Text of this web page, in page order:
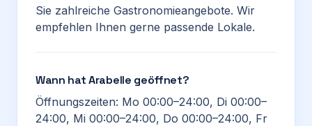
Sie zahlreiche Gastronomieangebote. Wir
empfehlen Ihnen gerne passende Lokale.
Wann hat Arabelle geöffnet?
Öffnungszeiten: Mo 00:00–24:00, Di 00:00–
24:00, Mi 00:00–24:00, Do 00:00–24:00, Fr